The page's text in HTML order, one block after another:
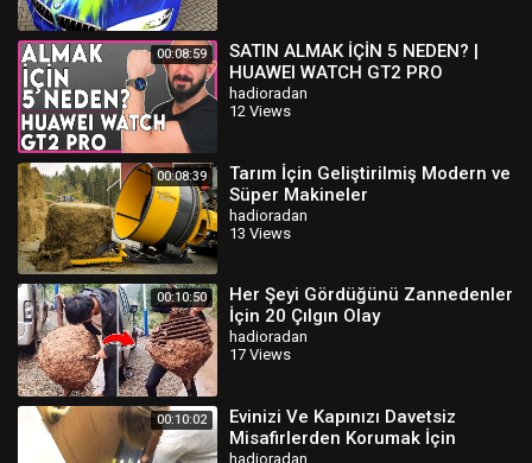
00:08:59
SATIN ALMAK İÇİN 5 NEDEN? |
HUAWEI WATCH GT2 PRO
İNCELEME
hadioradan
12 Views
00:08:39
Tarım İçin Geliştirilmiş Modern ve
Süper Makineler
hadioradan
13 Views
00:10:50
Her Şeyi Gördüğünü Zannedenler
İçin 20 Çılgın Olay
hadioradan
17 Views
00:10:02
Evinizi Ve Kapınızı Davetsiz
Misafirlerden Korumak İçin
hadioradan